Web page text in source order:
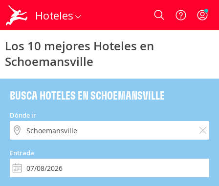
Hoteles Login
Los 10 mejores Hoteles en
Schoemansville
BUSCA HOTELES EN SCHOEMANSVILLE
Dónde ir
Entrada